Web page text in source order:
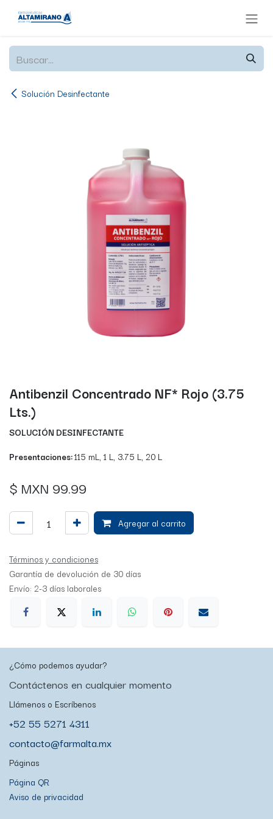
Solución Desinfectante
Antibenzil Concentrado NF* Rojo (3.75
Lts.)
SOLUCIÓN DESINFECTANTE
Presentaciones:115 mL, 1 L, 3.75 L, 20 L
$ MXN 99.99
Agregar al carrito
Términos y condiciones
Garantía de devolución de 30 días
Envío: 2-3 días laborales
¿Cómo podemos ayudar?
Contáctenos en cualquier momento
Llámenos o Escríbenos
+52 55 5271 4311
contacto@farmalta.mx
Páginas
Página QR
Aviso de privacidad